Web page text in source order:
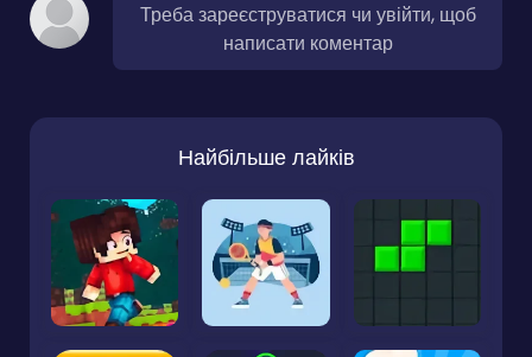
Треба зареєструватися чи увійти, щоб
написати коментар
Найбільше лайків